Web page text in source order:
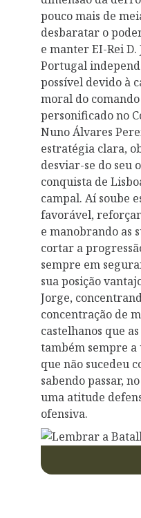
pouco mais de
desbaratar o
e manter EI-Rei
Portugal
possível devido à
moral do
personificado no
Nuno Álvares
estratégia clara,
desviar-se do seu
conquista de
campal. Aí soube
favorável,
e manobrando as
cortar a
sempre em
sua posição
Jorge,
concentração de
castelhanos que
também sempre a
que não sucedeu
sabendo passar,
uma atitude
ofensiva.